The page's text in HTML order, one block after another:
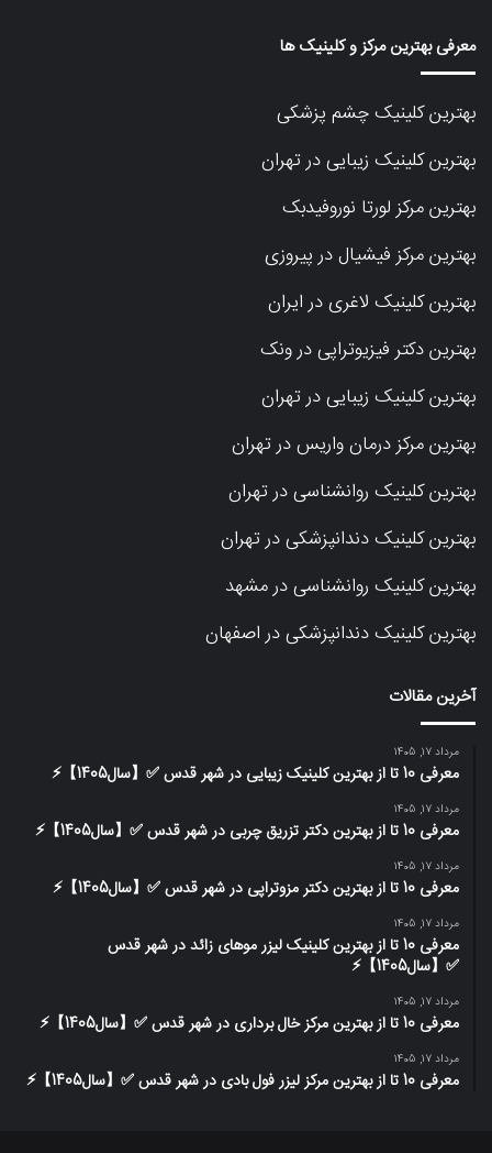
معرفی بهترین مرکز و کلینیک ها
بهترین کلینیک چشم پزشکی
بهترین کلینیک زیبایی در تهران
بهترین مرکز لورتا نوروفیدبک
بهترین مرکز فیشیال در پیروزی
بهترین کلینیک لاغری در ایران
بهترین دکتر فیزیوتراپی در ونک
بهترین کلینیک زیبایی در تهران
بهترین مرکز درمان واریس در تهران
بهترین کلینیک روانشناسی در تهران
بهترین کلینیک دندانپزشکی در تهران
بهترین کلینیک روانشناسی در مشهد
بهترین کلینیک دندانپزشکی در اصفهان
آخرین مقالات
مرداد 17, 1405
معرفی 10 تا از بهترین کلینیک زیبایی در شهر قدس ✅【سال1405】⚡️
مرداد 17, 1405
معرفی 10 تا از بهترین دکتر تزریق چربی در شهر قدس ✅【سال1405】⚡️
مرداد 17, 1405
معرفی 10 تا از بهترین دکتر مزوتراپی در شهر قدس ✅【سال1405】⚡️
مرداد 17, 1405
معرفی 10 تا از بهترین کلینیک لیزر موهای زائد در شهر قدس
✅【سال1405】⚡️
مرداد 17, 1405
معرفی 10 تا از بهترین مرکز خال برداری در شهر قدس ✅【سال1405】⚡️
مرداد 17, 1405
معرفی 10 تا از بهترین مرکز لیزر فول بادی در شهر قدس ✅【سال1405】⚡️